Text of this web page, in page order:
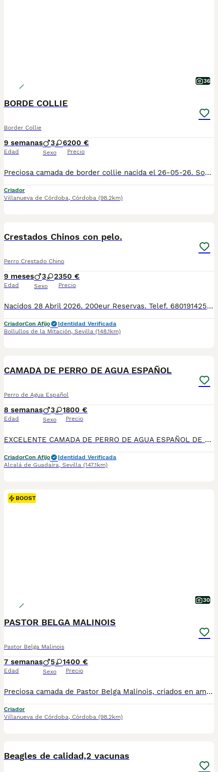
36
BORDE COLLIE
Border Collie
9 semanas
Edad
3 6
Sexo
200 €
Precio
Preciosa camada de border collie nacida el 26-05-26. Son tres machos negros y blancos, cuatro hembra negras y blancas y dos hembras merle. Criados en ambiente familiar. Las fotos son reales. Se entregan desparasitados, vacunados y cartilla veterinaria. Posivilidad de enviar a partir de los 60 dias. Se atiende whassap y llamadas 606253771
Criador
Villanueva de Córdoba, Córdoba (98.2km)
Crestados Chinos con pelo.
Perro Crestado Chino
9 meses
Edad
3 2
Sexo
350 €
Precio
Nacidos 28 Abril 2026. 200eur Reservas. Telef. 680191425. And we speak english 659158297. Envios a toda españa en empresas de transportes. Perros pequeños como 5kg. Pura raza, sanos, se entregan con dos meses, vacunas, desparasitados, cuidados y socializados en familia. Hipolargenicos, inteligentes, juguetones, cariñosos, alegres y felices. Criadero familiar y cria responsable con la mejor alimentacion, y cuidados veterinarios en extensos corrales de juego y ejercicio. Criamos Caniche toy, Pomeranias, Bichon maltes, Maltipoo, Crestado chino, Mastin napolitano. Envios a: Andalucía: Almería, Cádiz, Córdoba, Granada, Huelva, Jaén, Málaga, Sevilla. Aragón: Huesca, Teruel, Zaragoza. Principado de Asturias: Asturias. Cantabria: Cantabria. Castilla y León: Ávila, Burgos, León, Palencia, Salamanca, Segovia, Soria, Valladolid, Zamora. Castilla-La Mancha: Albacete, Ciudad Real, Cuenca, Guadalajara, Toledo. Cataluña: Barcelona, Girona, Lleida, Tarragona. Comunidad Valenciana: Alicante, Castellón, Valencia. Extremadura: Badajoz, Cáceres. Galicia: A Coruña, Lugo, Ourense, Pontevedra. Comunidad de Madrid:
CriadorCon Afijo
Identidad Verificada
Bollullos de la Mitación, Sevilla (148.1km)
CAMADA DE PERRO DE AGUA ESPAÑOL
Perro de Agua Español
8 semanas
Edad
3 1
Sexo
800 €
Precio
EXCELENTE CAMADA DE PERRO DE AGUA ESPAÑOL DE LÍNEA DE CAMPEONES DE BELLEZA. Disponible camada de 4 cachorros todos marrones: 3 machos y 1 hembra. Criados en ambiente familiar, con muy buen carácter y excelente morfología. Se entregan a partir del día 14 de agosto con: • Dos vacunas víricas • Chip y pasaporte europeo • Desparasitaciones al día • Pedigree Nos avalan 4 campeones de España y varios piases Se entregan con contrato de compraventa y garantía por escrito. Tf 685901957. Se envían por transportes de mascotas. si no puede venir a recogerlo SI QUERES TENER UN PERRO VERSATIL , HIPOLERGENICO , QUE NO DESPRENDE PELO , ESTA ES TU RAZA IDEAL Disponemos de núcleo Zoológico. El padre de los chorros es el negro. Ver videos de los cachorros.
CriadorCon Afijo
Identidad Verificada
Alcalá de Guadaíra, Sevilla (147.1km)
BOOST
30
PASTOR BELGA MALINOIS
Pastor Belga Malinois
7 semanas
Edad
5 1
Sexo
400 €
Precio
Preciosa camada de Pastor Belga Malinois, criados en ambiente familiar nacida el 25-01-26. Color negros carbonaros y marrones. 1 Hembras y 5 machos. Se entregan desparasitados, vacunados y cartilla veterinaria. Posivilidad de enviar a partir de los 60 dias. Fotos reales. Se atiende whassap y llamadas 606253771
Criador
Villanueva de Córdoba, Córdoba (98.2km)
Beagles de calidad,2 vacunas